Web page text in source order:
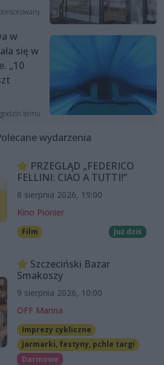
w
się w
„10
temu
wydarzenia
PRZEGLĄD „FEDERICO
FELLINI: CIAO A TUTTI!”
8 sierpnia 2026, 19:00
Kino Pionier
Film Już dziś
Szczeciński Bazar
Smakoszy
9 sierpnia 2026, 10:00
OFF Marina
Imprezy cykliczne
Jarmarki, festyny, pchle targi
Darmowe